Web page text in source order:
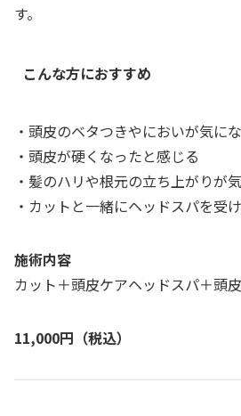
す。
こんな方におすすめ
・頭皮のベタつきやにおいが気に
・頭皮が硬くなったと感じる
・髪のハリや根元の立ち上がりが
・カットと一緒にヘッドスパを受
施術内容
カット＋頭皮ケアヘッドスパ＋頭
11,000円（税込）